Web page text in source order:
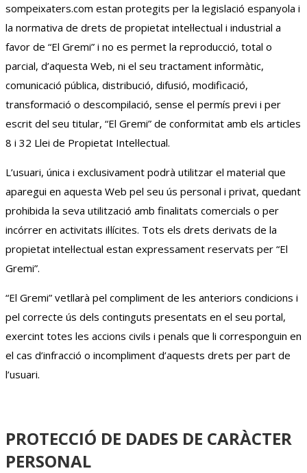
sompeixaters.com estan protegits per la legislació espanyola i
la normativa de drets de propietat intel·lectual i industrial a
favor de “El Gremi” i no es permet la reproducció, total o
parcial, d’aquesta Web, ni el seu tractament informàtic,
comunicació pública, distribució, difusió, modificació,
transformació o descompilació, sense el permís previ i per
escrit del seu titular, “El Gremi” de conformitat amb els articles
8 i 32 Llei de Propietat Intel·lectual.
L’usuari, única i exclusivament podrà utilitzar el material que
aparegui en aquesta Web pel seu ús personal i privat, quedant
prohibida la seva utilització amb finalitats comercials o per
incórrer en activitats il·lícites. Tots els drets derivats de la
propietat intel·lectual estan expressament reservats per “El
Gremi”.
“El Gremi” vetllarà pel compliment de les anteriors condicions i
pel correcte ús dels continguts presentats en el seu portal,
exercint totes les accions civils i penals que li corresponguin en
el cas d’infracció o incompliment d’aquests drets per part de
l’usuari.
PROTECCIÓ DE DADES DE CARÀCTER
PERSONAL